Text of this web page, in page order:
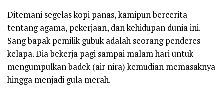
Ditemani segelas kopi panas, kamipun bercerita
tentang agama, pekerjaan, dan kehidupan dunia ini.
Sang bapak pemilik gubuk adalah seorang penderes
kelapa. Dia bekerja pagi sampai malam hari untuk
mengumpulkan badek (air nira) kemudian memasaknya
hingga menjadi gula merah.